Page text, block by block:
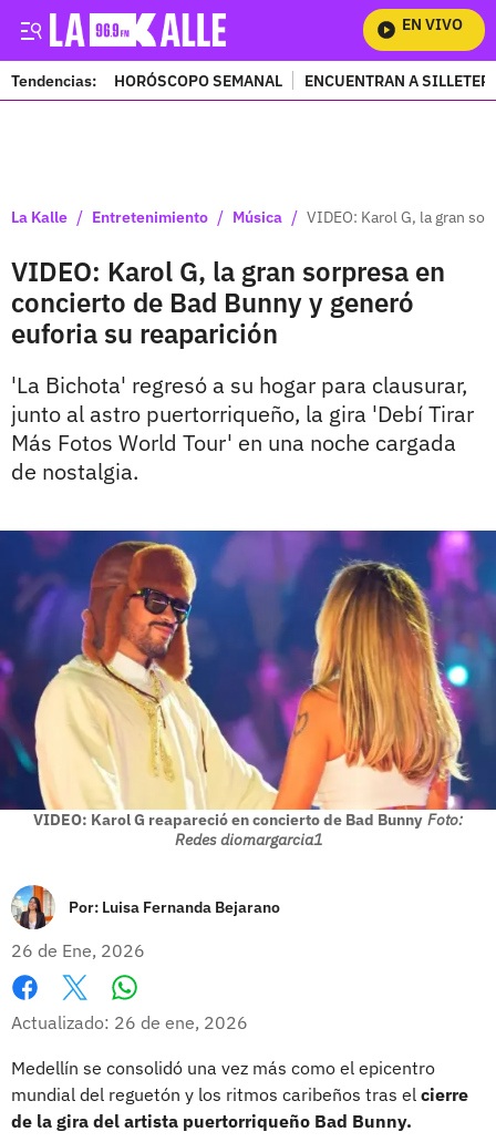
EN VIVO
Tendencias: HORÓSCOPO SEMANAL ENCUENTRAN A
La Kalle / Entretenimiento / Música / VIDEO: Karol G, la gran
VIDEO: Karol G, la gran sorpresa en
concierto de Bad Bunny y generó
euforia su reaparición
'La Bichota' regresó a su hogar para clausurar,
junto al astro puertorriqueño, la gira 'Debí Tirar
Más Fotos World Tour' en una noche cargada
de nostalgia.
VIDEO: Karol G reapareció en concierto de Bad Bunny Foto:
Redes diomargarcia1
Por: Luisa Fernanda Bejarano
26 de Ene, 2026
Facebook
X
Actualizado: 26 de ene, 2026
Medellín se consolidó una vez más como el epicentro
mundial del reguetón y los ritmos caribeños tras el cierre
de la gira del artista puertorriqueño Bad Bunny.